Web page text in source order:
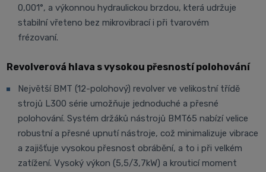
0,001°, a výkonnou hydraulickou brzdou, která udržuje
stabilní vřeteno bez mikrovibrací i při tvarovém
frézovaní.
Revolverová hlava s vysokou přesností polohování
Největší BMT (12-polohový) revolver ve velikostní třídě
strojů L300 série umožňuje jednoduché a přesné
polohování. Systém držáků nástrojů BMT65 nabízí velice
robustní a přesné upnutí nástroje, což minimalizuje vibrace
a zajišťuje vysokou přesnost obrábění, a to i při velkém
zatížení. Vysoký výkon (5,5/3,7kW) a krouticí moment